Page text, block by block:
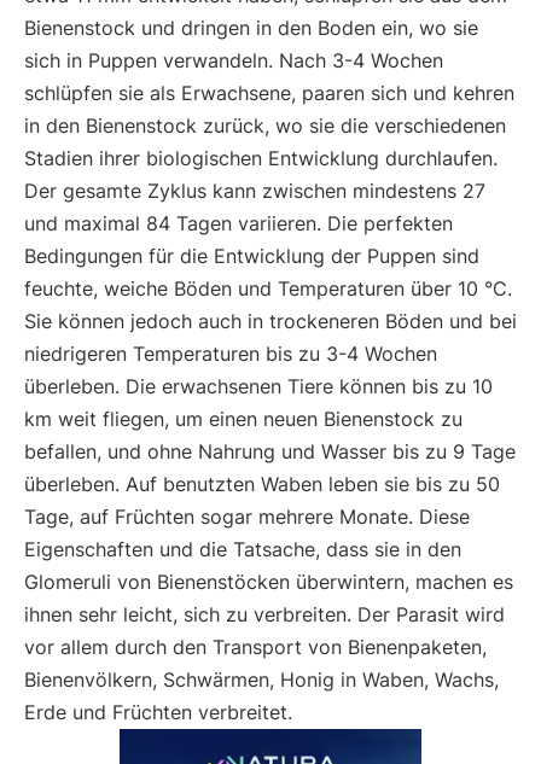
Bienenstock und dringen in den Boden ein, wo sie
sich in Puppen verwandeln. Nach 3-4 Wochen
schlüpfen sie als Erwachsene, paaren sich und kehren
in den Bienenstock zurück, wo sie die verschiedenen
Stadien ihrer biologischen Entwicklung durchlaufen.
Der gesamte Zyklus kann zwischen mindestens 27
und maximal 84 Tagen variieren. Die perfekten
Bedingungen für die Entwicklung der Puppen sind
feuchte, weiche Böden und Temperaturen über 10 °C.
Sie können jedoch auch in trockeneren Böden und bei
niedrigeren Temperaturen bis zu 3-4 Wochen
überleben. Die erwachsenen Tiere können bis zu 10
km weit fliegen, um einen neuen Bienenstock zu
befallen, und ohne Nahrung und Wasser bis zu 9 Tage
überleben. Auf benutzten Waben leben sie bis zu 50
Tage, auf Früchten sogar mehrere Monate. Diese
Eigenschaften und die Tatsache, dass sie in den
Glomeruli von Bienenstöcken überwintern, machen es
ihnen sehr leicht, sich zu verbreiten. Der Parasit wird
vor allem durch den Transport von Bienenpaketen,
Bienenvölkern, Schwärmen, Honig in Waben, Wachs,
Erde und Früchten verbreitet.